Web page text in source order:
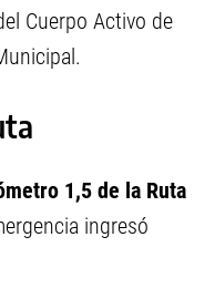
Cuerpo Activo de
1,5 de la Ruta
ingresó